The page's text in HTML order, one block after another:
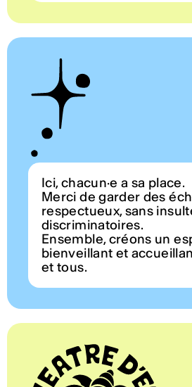
Ici, chacun·e a sa place.
Merci de garder des
respectueux, sans
discriminatoires.
Ensemble, créons un
bienveillant et
et tous.